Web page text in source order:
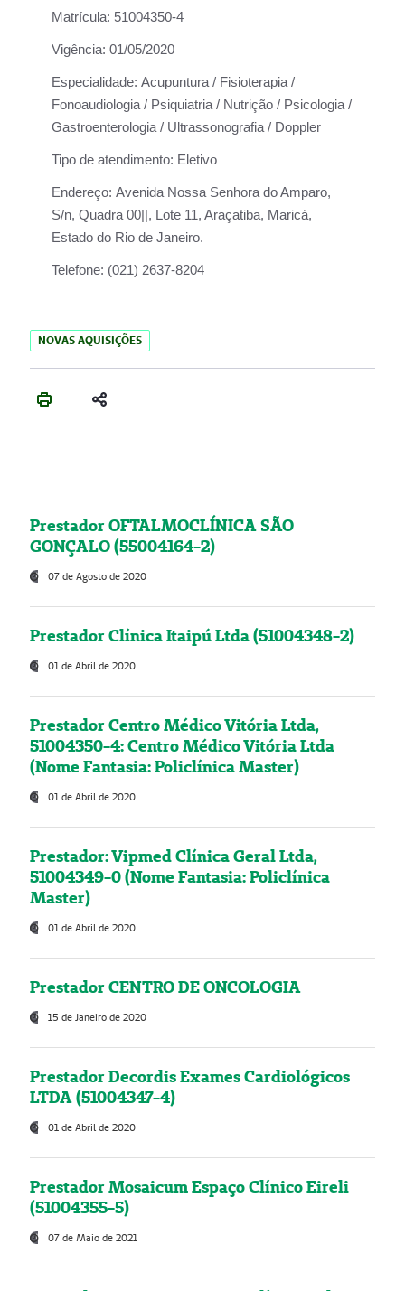
Matrícula: 51004350-4
Vigência: 01/05/2020
Especialidade: Acupuntura / Fisioterapia /
Fonoaudiologia / Psiquiatria / Nutrição / Psicologia /
Gastroenterologia / Ultrassonografia / Doppler
Tipo de atendimento: Eletivo
Endereço: Avenida Nossa Senhora do Amparo,
S/n, Quadra 00||, Lote 11, Araçatiba, Maricá,
Estado do Rio de Janeiro.
Telefone: (021) 2637-8204
NOVAS AQUISIÇÕES
Prestador OFTALMOCLÍNICA SÃO
GONÇALO (55004164-2)
07 de Agosto de 2020
Prestador Clínica Itaipú Ltda (51004348-2)
01 de Abril de 2020
Prestador Centro Médico Vitória Ltda,
51004350-4: Centro Médico Vitória Ltda
(Nome Fantasia: Policlínica Master)
01 de Abril de 2020
Prestador: Vipmed Clínica Geral Ltda,
51004349-0 (Nome Fantasia: Policlínica
Master)
01 de Abril de 2020
Prestador CENTRO DE ONCOLOGIA
15 de Janeiro de 2020
Prestador Decordis Exames Cardiológicos
LTDA (51004347-4)
01 de Abril de 2020
Prestador Mosaicum Espaço Clínico Eireli
(51004355-5)
07 de Maio de 2021